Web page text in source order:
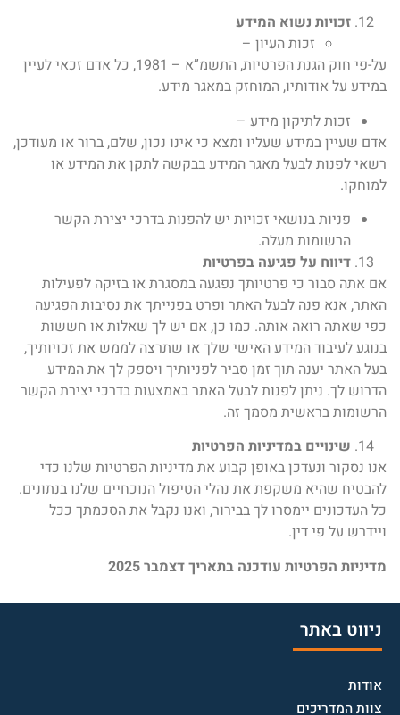
זכויות נשוא המידע
זכות העיון –
על-פי חוק הגנת הפרטיות, התשמ”א – 1981, כל אדם זכאי לעיין
במידע על אודותיו, המוחזק במאגר מידע.
זכות לתיקון מידע –
אדם שעיין במידע שעליו ומצא כי אינו נכון, שלם, ברור או מעודכן,
רשאי לפנות לבעל מאגר המידע בבקשה לתקן את המידע או
למוחקו.
פניות בנושאי זכויות יש להפנות בדרכי יצירת הקשר
הרשומות מעלה.
דיווח על פגיעה בפרטיות
אם אתה סבור כי פרטיותך נפגעה במסגרת או בזיקה לפעילות
האתר, אנא פנה לבעל האתר ופרט בפנייתך את נסיבות הפגיעה
כפי שאתה רואה אותה. כמו כן, אם יש לך שאלות או חששות
בנוגע לעיבוד המידע האישי שלך או שתרצה לממש את זכויותיך,
בעל האתר יענה תוך זמן סביר לפניותיך ויספק לך את המידע
הדרוש לך. ניתן לפנות לבעל האתר באמצעות בדרכי יצירת הקשר
הרשומות בראשית מסמך זה.
שינויים במדיניות הפרטיות
אנו נסקור ונעדכן באופן קבוע את מדיניות הפרטיות שלנו כדי
להבטיח שהיא משקפת את נהלי הטיפול הנוכחיים שלנו בנתונים.
כל העדכונים יימסרו לך בבירור, ואנו נקבל את הסכמתך ככל
ויידרש על פי דין.
מדיניות הפרטיות עודכנה בתאריך דצמבר 2025
ניווט באתר
אודות
צוות המדריכים